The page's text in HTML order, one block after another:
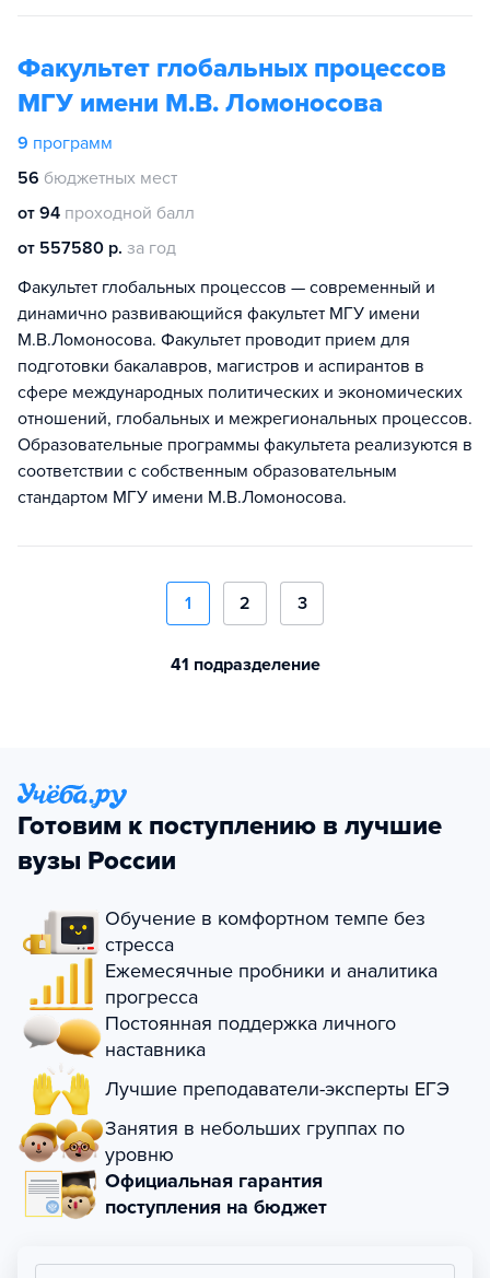
Факультет глобальных процессов
МГУ имени М.В. Ломоносова
9 программ
56 бюджетных мест
от 94 проходной балл
от 557580 р. за год
Факультет глобальных процессов — современный и
динамично развивающийся факультет МГУ имени
М.В.Ломоносова. Факультет проводит прием для
подготовки бакалавров, магистров и аспирантов в
сфере международных политических и экономических
отношений, глобальных и межрегиональных процессов.
Образовательные программы факультета реализуются в
соответствии с собственным образовательным
стандартом МГУ имени М.В.Ломоносова.
1 2 3
41 подразделение
Готовим к поступлению в лучшие
вузы России
Обучение в комфортном темпе без
стресса
Ежемесячные пробники и аналитика
прогресса
Постоянная поддержка личного
наставника
Лучшие преподаватели-эксперты ЕГЭ
Занятия в небольших группах по
уровню
Официальная гарантия
поступления на бюджет